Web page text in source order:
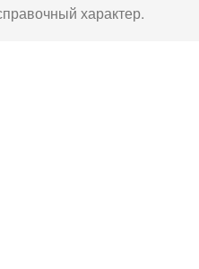
характер.